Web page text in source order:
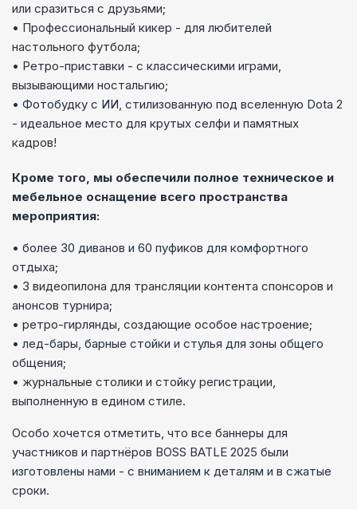
или сразиться с друзьями;
• Профессиональный кикер - для любителей
настольного футбола;
• Ретро-приставки - с классическими играми,
вызывающими ностальгию;
• Фотобудку с ИИ, стилизованную под вселенную Dota 2
- идеальное место для крутых селфи и памятных
кадров!
Кроме того, мы обеспечили полное техническое и
мебельное оснащение всего пространства
мероприятия:
• более 30 диванов и 60 пуфиков для комфортного
отдыха;
• 3 видеопилона для трансляции контента спонсоров и
анонсов турнира;
• ретро-гирлянды, создающие особое настроение;
• лед-бары, барные стойки и стулья для зоны общего
общения;
• журнальные столики и стойку регистрации,
выполненную в едином стиле.
Особо хочется отметить, что все баннеры для
участников и партнёров BOSS BATLE 2025 были
изготовлены нами - с вниманием к деталям и в сжатые
сроки.